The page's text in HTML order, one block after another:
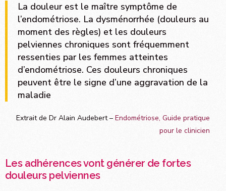
La douleur est le maître symptôme de
l’endométriose. La dysménorrhée (douleurs au
moment des règles) et les douleurs
pelviennes chroniques sont fréquemment
ressenties par les femmes atteintes
d’endométriose. Ces douleurs chroniques
peuvent être le signe d’une aggravation de la
maladie
Extrait de Dr Alain Audebert – Endométriose, Guide pratique
pour le clinicien
Les adhérences vont générer de fortes
douleurs pelviennes